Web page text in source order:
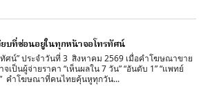
บที่ซ่อนอยู่ในทุกหน้าจอโทรทัศน์
ำโฆษณาขาย
ลใน 7 วัน” “อันดับ 1” “แพทย์
แนะนำ” “งานวิจัยรับรอง” คำโฆษณาที่คนไทยคุ้นหูทุกวัน...